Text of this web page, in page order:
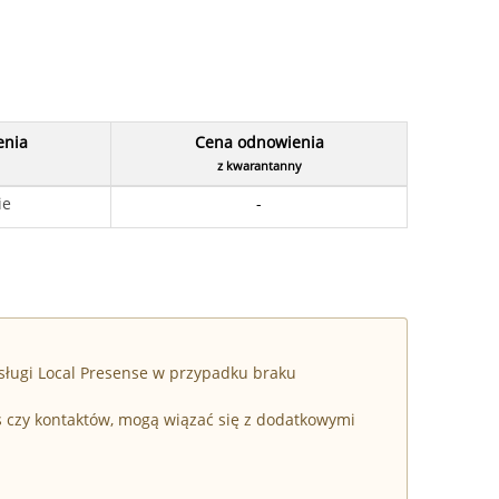
Cena odnowienia
z kwarantanny
-
Local Presense w przypadku braku
kontaktów, mogą wiązać się z dodatkowymi